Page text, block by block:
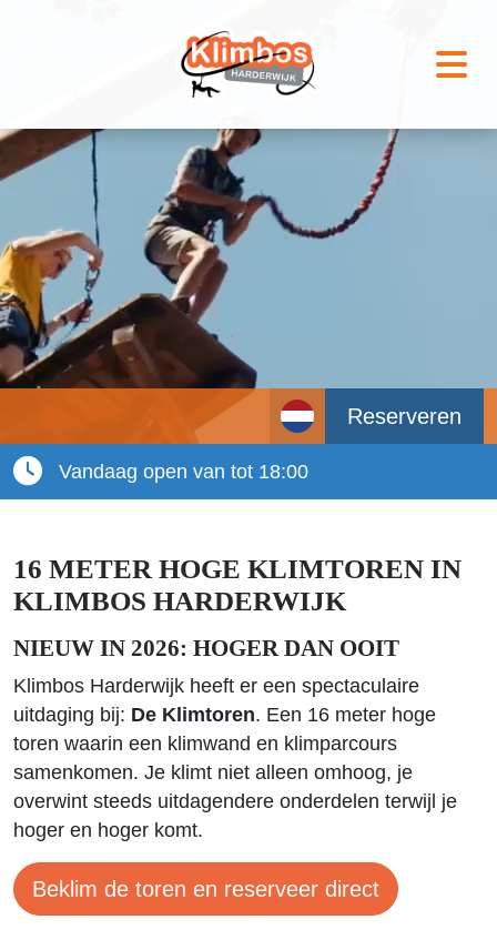
Reserveren
Vandaag open van tot 18:00
16 METER HOGE KLIMTOREN IN
KLIMBOS HARDERWIJK
NIEUW IN 2026: HOGER DAN OOIT
Klimbos Harderwijk heeft er een spectaculaire
uitdaging bij: De Klimtoren. Een 16 meter hoge
toren waarin een klimwand en klimparcours
samenkomen. Je klimt niet alleen omhoog, je
overwint steeds uitdagendere onderdelen terwijl je
hoger en hoger komt.
Beklim de toren en reserveer direct